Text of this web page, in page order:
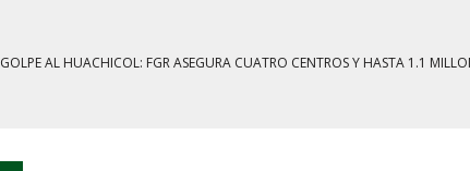
MAÑANERA DEL 4 DE AGOSTO: CINCO FRENTES BAJO EXAMEN